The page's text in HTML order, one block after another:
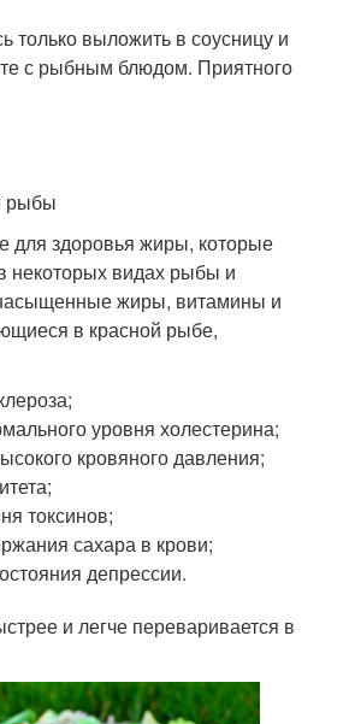
только выложить в соусницу и
с рыбным блюдом. Приятного
рыбы
для здоровья жиры, которые
некоторых видах рыбы и
жиры, витамины и
в красной рыбе,
уровня холестерина;
кровяного давления;
токсинов;
сахара в крови;
депрессии.
и легче переваривается в